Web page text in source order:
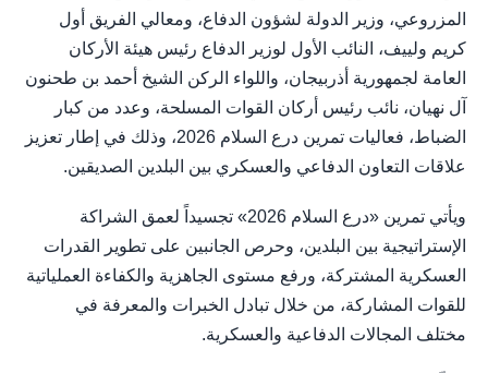
المزروعي، وزير الدولة لشؤون الدفاع، ومعالي الفريق أول
كريم ولييف، النائب الأول لوزير الدفاع رئيس هيئة الأركان
العامة لجمهورية أذربيجان، واللواء الركن الشيخ أحمد بن طحنون
آل نهيان، نائب رئيس أركان القوات المسلحة، وعدد من كبار
الضباط، فعاليات تمرين درع السلام 2026، وذلك في إطار تعزيز
علاقات التعاون الدفاعي والعسكري بين البلدين الصديقين.
ويأتي تمرين «درع السلام 2026» تجسيداً لعمق الشراكة
الإستراتيجية بين البلدين، وحرص الجانبين على تطوير القدرات
العسكرية المشتركة، ورفع مستوى الجاهزية والكفاءة العملياتية
للقوات المشاركة، من خلال تبادل الخبرات والمعرفة في
مختلف المجالات الدفاعية والعسكرية.